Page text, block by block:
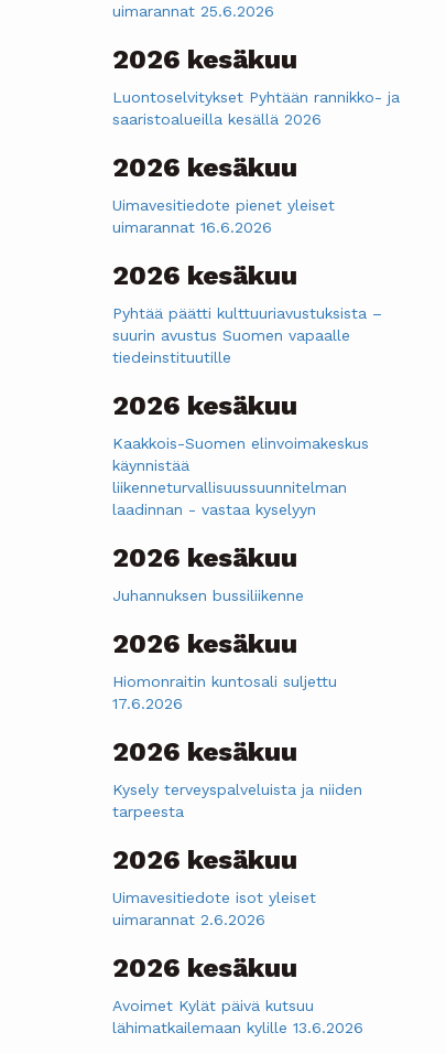
uimarannat 25.6.2026
2026 kesäkuu
Luontoselvitykset Pyhtään rannikko- ja
saaristoalueilla kesällä 2026
2026 kesäkuu
Uimavesitiedote pienet yleiset
uimarannat 16.6.2026
2026 kesäkuu
Pyhtää päätti kulttuuriavustuksista –
suurin avustus Suomen vapaalle
tiedeinstituutille
2026 kesäkuu
Kaakkois-Suomen elinvoimakeskus
käynnistää
liikenneturvallisuussuunnitelman
laadinnan - vastaa kyselyyn
2026 kesäkuu
Juhannuksen bussiliikenne
2026 kesäkuu
Hiomonraitin kuntosali suljettu
17.6.2026
2026 kesäkuu
Kysely terveyspalveluista ja niiden
tarpeesta
2026 kesäkuu
Uimavesitiedote isot yleiset
uimarannat 2.6.2026
2026 kesäkuu
Avoimet Kylät päivä kutsuu
lähimatkailemaan kylille 13.6.2026